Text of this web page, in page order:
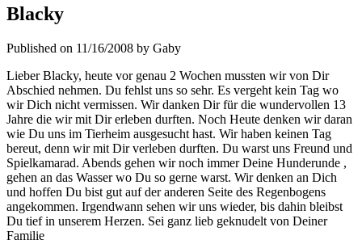
Blacky
Published on 11/16/2008 by Gaby
Lieber Blacky, heute vor genau 2 Wochen mussten wir von Dir
Abschied nehmen. Du fehlst uns so sehr. Es vergeht kein Tag wo
wir Dich nicht vermissen. Wir danken Dir für die wundervollen 13
Jahre die wir mit Dir erleben durften. Noch Heute denken wir daran
wie Du uns im Tierheim ausgesucht hast. Wir haben keinen Tag
bereut, denn wir mit Dir verleben durften. Du warst uns Freund und
Spielkamarad. Abends gehen wir noch immer Deine Hunderunde ,
gehen an das Wasser wo Du so gerne warst. Wir denken an Dich
und hoffen Du bist gut auf der anderen Seite des Regenbogens
angekommen. Irgendwann sehen wir uns wieder, bis dahin bleibst
Du tief in unserem Herzen. Sei ganz lieb geknudelt von Deiner
Familie